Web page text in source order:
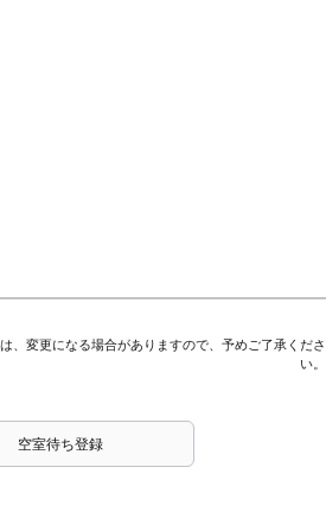
、変更になる場合がありますので、予めご了承くださ
い。
空室待ち登録